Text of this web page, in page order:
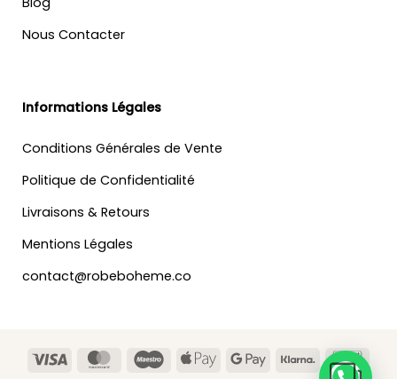
Nous Contacter
Informations Légales
Conditions Générales de Vente
Politique de Confidentialité
Livraisons & Retours
Mentions Légales
contact@robeboheme.co
Visa MasterCardMaestroApple
Google Klarna